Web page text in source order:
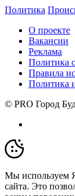
Политика
О проекте
Вакансии
Реклама
Политика
Правила
Политика
© PRO Город
Мы используем
сайта. Это